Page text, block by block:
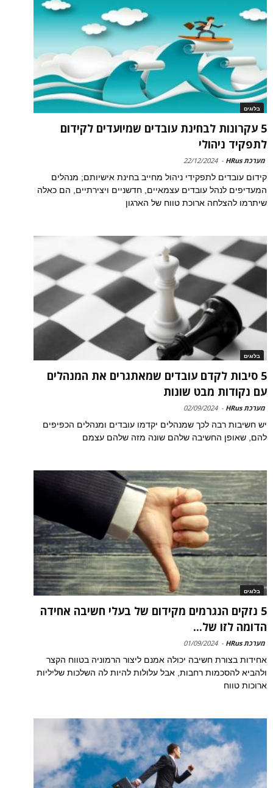
בלוגים
5 עקרונות לבחינת עובדים שמיועדים לקידום
לתפקיד ניהולי
מערכת HRus -
22/12/2024
קידום עובדים לתפקידי ניהול מחייב בחינת אישיותם; מנהלים
המעדיפים לנהל עובדים עצמאיים, חדשניים ויצירתיים, הם כאלה
שיתרמו להצלחה ארוכת טווח של הארגון
בלוגים
5 סיבות לקדם עובדים שמאתגרים את המנהלים
עם נקודות מבט שונות
מערכת HRus -
02/09/2024
יש חשיבות רבה לכך שמנהלים יקדמו עובדים ומנהלים הכפיפים
להם, שאופן החשיבה שלהם שונה מזה שלהם עצמם
בלוגים
5 נזקים הנגרמים מקידום של בעלי חשיבה אחידה
הדומה לזו של...
מערכת HRus -
01/09/2024
אחידות בצורת חשיבה יכולה אמנם ליצור הרמוניה בטווח הקצר
ולהביא להסכמות רחבות, אבל עלולות להיות לה השלכות שליליות
ארוכות טווח